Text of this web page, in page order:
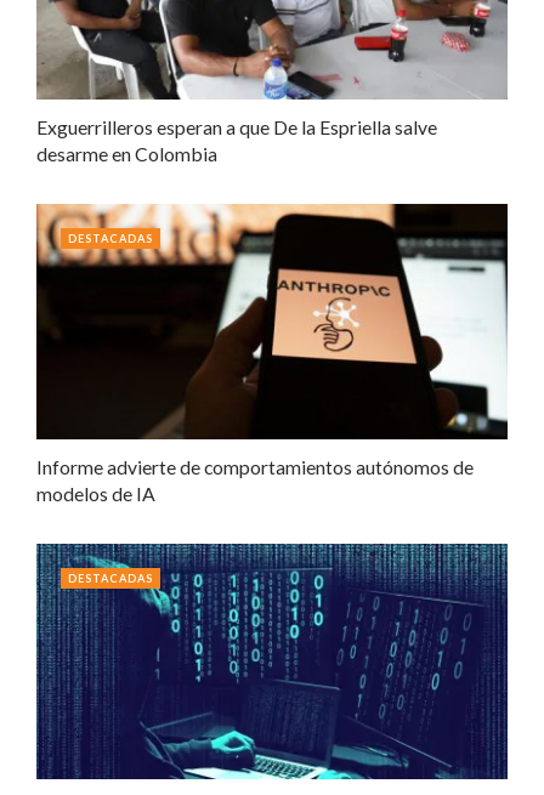
Exguerrilleros esperan a que De la Espriella salve
desarme en Colombia
Informe advierte de comportamientos autónomos de
modelos de IA
DESTACADAS
DESTACADAS